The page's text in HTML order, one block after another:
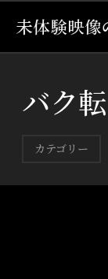
バク転
カテゴリー